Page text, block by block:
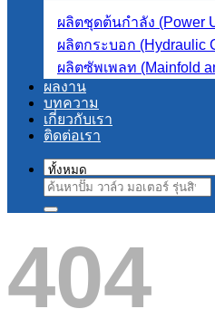
ผลิตชุดต้นกำลัง (Power
ผลิตกระบอก (Hydraulic
ผลิตซัพเพลท (Mainfold
ผลงาน
บทความ
เกี่ยวกับเรา
ติดต่อเรา
ค้นหา:
404